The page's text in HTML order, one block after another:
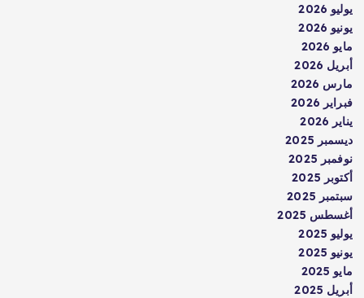
يوليو 2026
يونيو 2026
مايو 2026
أبريل 2026
مارس 2026
فبراير 2026
يناير 2026
ديسمبر 2025
نوفمبر 2025
أكتوبر 2025
سبتمبر 2025
أغسطس 2025
يوليو 2025
يونيو 2025
مايو 2025
أبريل 2025